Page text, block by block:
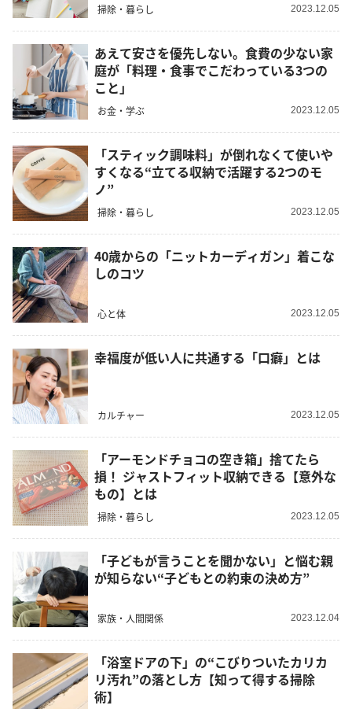
掃除・暮らし 2023.12.05
あえて安さを優先しない。食費の少ない家
庭が「料理・食事でこだわっている3つの
こと」
お金・学ぶ 2023.12.05
「スティック調味料」が倒れなくて使いや
すくなる“立てる収納で活躍する2つのモ
ノ”
掃除・暮らし 2023.12.05
40歳からの「ニットカーディガン」着こな
しのコツ
心と体 2023.12.05
幸福度が低い人に共通する「口癖」とは
カルチャー 2023.12.05
「アーモンドチョコの空き箱」捨てたら
損！ ジャストフィット収納できる【意外な
もの】とは
掃除・暮らし 2023.12.05
「子どもが言うことを聞かない」と悩む親
が知らない“子どもとの約束の決め方”
家族・人間関係 2023.12.04
「浴室ドアの下」の“こびりついたカリカ
リ汚れ”の落とし方【知って得する掃除
術】